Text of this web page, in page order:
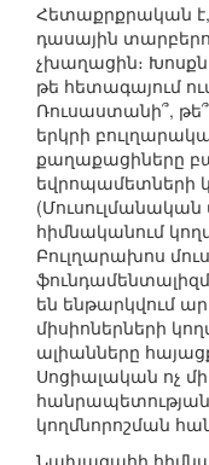
Հետաքրքրական է,
դասային
չխաղացին։
թե հետագայում
Ռուսաստանի՞,
երկրի
քաղաքացիները
եվրոպամետների
(Մուսուլմանական
հիմնականում
Բուլղարախոս
են ենթարկվում
միսիոներների
ալիանները
Սոցիալական ոչ
կողմնորոշման